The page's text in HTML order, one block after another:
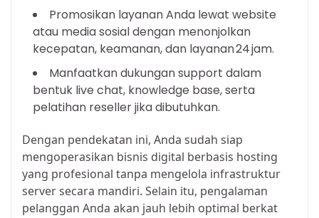
Promosikan layanan Anda lewat website
atau media sosial dengan menonjolkan
kecepatan, keamanan, dan layanan 24 jam.
Manfaatkan dukungan support dalam
bentuk live chat, knowledge base, serta
pelatihan reseller jika dibutuhkan.
Dengan pendekatan ini, Anda sudah siap
mengoperasikan bisnis digital berbasis hosting
yang profesional tanpa mengelola infrastruktur
server secara mandiri. Selain itu, pengalaman
pelanggan Anda akan jauh lebih optimal berkat